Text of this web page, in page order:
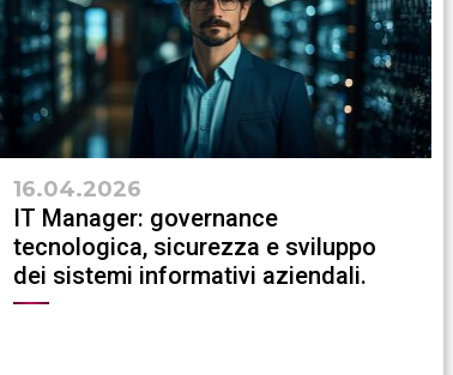
16.04.2026
IT Manager: governance
tecnologica, sicurezza e sviluppo
dei sistemi informativi aziendali.